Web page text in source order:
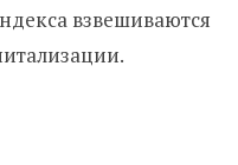
взвешиваются